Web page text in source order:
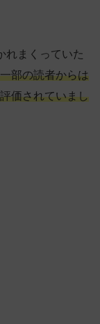
れまくっていた
部の読者からは
価されていまし